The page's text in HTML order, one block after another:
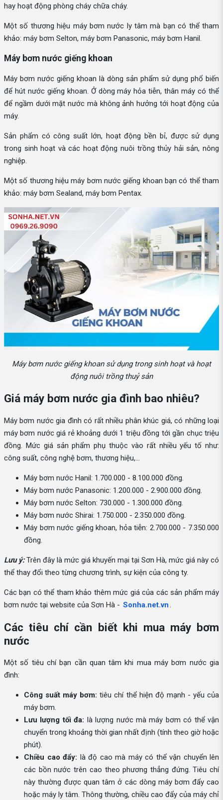
hay hoạt động phòng cháy chữa cháy.
Một số thương hiệu máy bơm nước ly tâm mà bạn có thể tham
khảo: máy bơm Selton, máy bơm Panasonic, máy bơm Hanil.
Máy bơm nước giếng khoan
Máy bơm nước giếng khoan là dòng sản phẩm sử dụng phổ biến
để hút nước giếng khoan. Ở dòng máy hỏa tiễn, thân máy có thể
để ngầm dưới mặt nước mà không ảnh hưởng tới hoạt động của
máy.
Sản phẩm có công suất lớn, hoạt động bền bỉ, được sử dụng
trong sinh hoạt và các hoạt động nuôi trồng thủy hải sản, nông
nghiệp.
Một số thương hiệu máy bơm nước giếng khoan bạn có thể tham
khảo: máy bơm Sealand, máy bơm Pentax.
Máy bơm nước giếng khoan sử dụng trong sinh hoạt và hoạt
động nuôi trồng thuỷ sản
Giá máy bơm nước gia đình bao nhiêu?
Máy bơm nước gia đình có rất nhiều phân khúc giá, có những loại
máy bơm nước giá rẻ khoảng dưới 1 triệu đồng tới gần chục triệu
đồng. Mức giá sản phẩm phụ thuộc vào rất nhiều yếu tố như:
công suất, công nghệ bơm, thương hiệu,...
Máy bơm nước Hanil: 1.700.000 - 8.100.000 đồng.
Máy bơm nước Panasonic: 1.200.000 - 2.900.000 đồng.
Máy bơm nước Selton: 730.000 - 1.300.000 đồng.
Máy bơm nước Shirai: 1.750.000 - 2.350.000 đồng.
Máy bơm nước giếng khoan, hỏa tiễn: 2.700.000 - 7.350.000
đồng.
Lưu ý:Trên đây là mức giá khuyến mại tại Sơn Hà, mức giá này có
thể thay đổi theo từng chương trình, sự kiện của công ty.
Các bạn có thể tham khảo thêm mức giá của các sản phẩm máy
bơm nước tại website của Sơn Hà - Sonha.net.vn.
Các tiêu chí cần biết khi mua máy bơm
nước
Một số tiêu chí bạn cần quan tâm khi mua máy bơm nước gia
đình:
Công suất máy bơm: tiêu chí thể hiện độ mạnh - yếu của
máy bơm.
Lưu lượng tối đa: là lượng nước mà máy bơm có thể vận
chuyển trong khoảng thời gian nhất định (tính theo giờ hoặc
phút).
Chiều cao đẩy: là độ cao mà máy có thể vận chuyển lên
các bồn nước trên cao theo phương thẳng đứng. Tiêu chí
này thường được quan tâm ở các dòng máy bơm đẩy cao
hoặc máy ly tâm. Thông thường, chiều cao đẩy của máy chỉ